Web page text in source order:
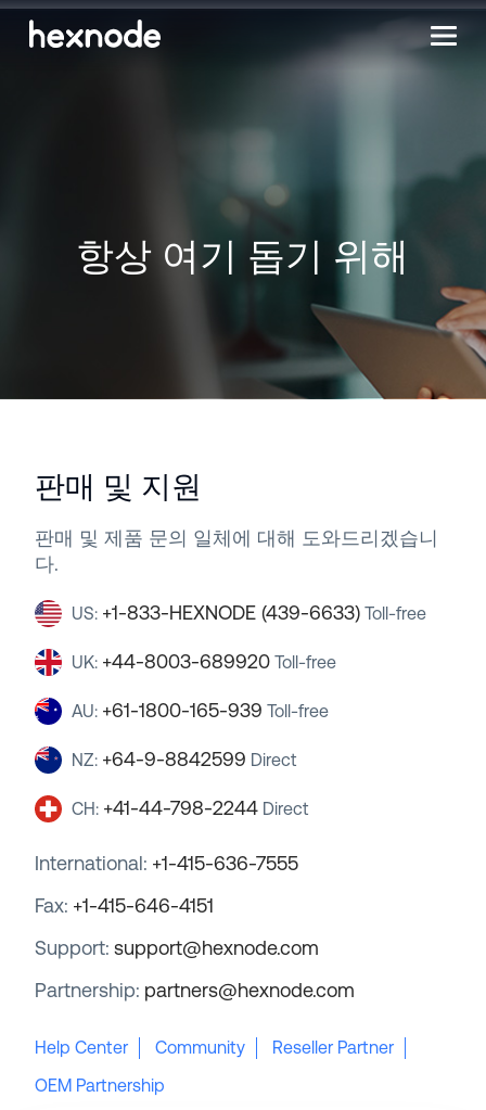
항상 여기 돕기 위해
판매 및 지원
판매 및 제품 문의 일체에 대해 도와드리겠습니
다.
US: +1-833-HEXNODE (439-6633) Toll-free
UK: +44-8003-689920 Toll-free
AU: +61-1800-165-939 Toll-free
NZ: +64-9-8842599 Direct
CH: +41-44-798-2244 Direct
International: +1-415-636-7555
Fax: +1-415-646-4151
Support: support@hexnode.com
Partnership: partners@hexnode.com
Help Center Community
Reseller Partner
OEM Partnership